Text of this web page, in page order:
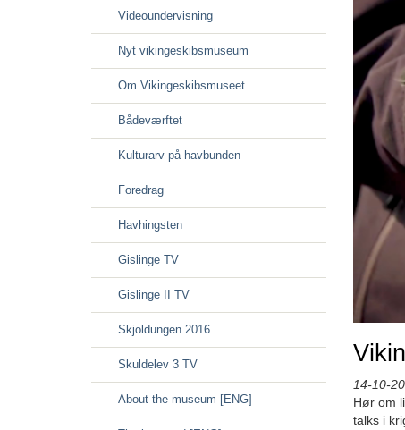
Videoundervisning
Nyt vikingeskibsmuseum
Om Vikingeskibsmuseet
Bådeværftet
Kulturarv på havbunden
Foredrag
Havhingsten
Gislinge TV
Gislinge II TV
Skjoldungen 2016
Skuldelev 3 TV
About the museum [ENG]
14-10-
Hør om
talks i